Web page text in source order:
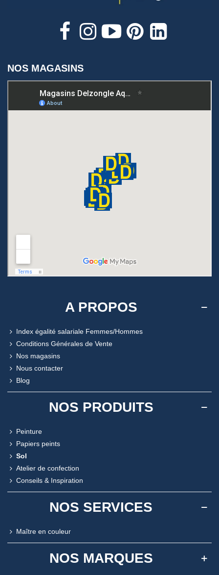
NOS MAGASINS
A PROPOS
Index égalité salariale Femmes/Hommes
Conditions Générales de Vente
Nos magasins
Nous contacter
Blog
NOS PRODUITS
Peinture
Papiers peints
Sol
Atelier de confection
Conseils & Inspiration
NOS SERVICES
Maître en couleur
NOS MARQUES